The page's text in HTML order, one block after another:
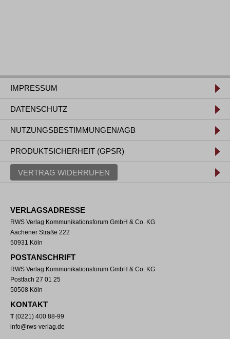
IMPRESSUM
DATENSCHUTZ
NUTZUNGSBESTIMMUNGEN/AGB
PRODUKTSICHERHEIT (GPSR)
VERTRAG WIDERRUFEN
VERLAGSADRESSE
RWS Verlag Kommunikationsforum GmbH & Co. KG
Aachener Straße 222
50931 Köln
POSTANSCHRIFT
RWS Verlag Kommunikationsforum GmbH & Co. KG
Postfach 27 01 25
50508 Köln
KONTAKT
T(0221) 400 88-99
info@rws-verlag.de